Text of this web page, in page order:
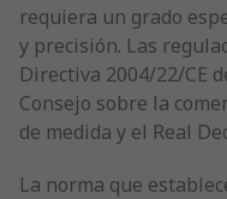
requiera un grado
y precisión. Las
Directiva 2004/22/CE
Consejo sobre la
de medida y el Real
La norma que